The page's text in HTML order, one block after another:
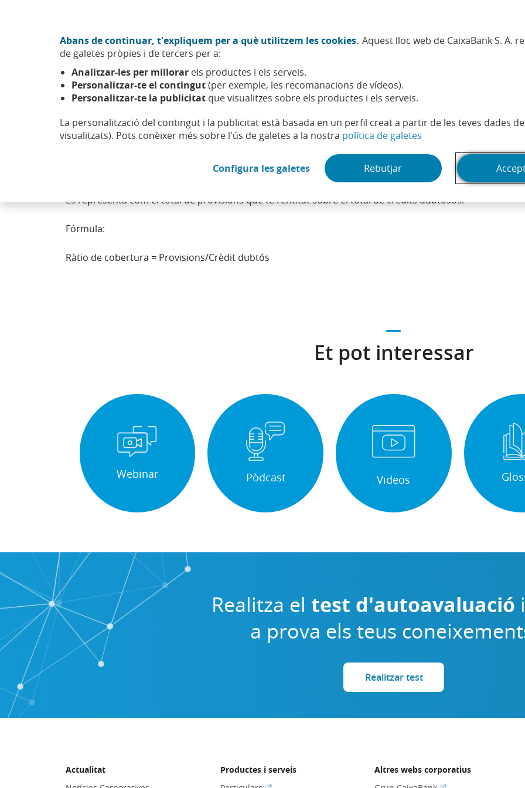
Abans de continuar, t'expliquem per a què utilitzem les cookies. Aquest lloc web de CaixaBank S. A.
de galetes pròpies i de tercers per a:
Analitzar-les per millorar els productes i els serveis.
Personalitzar-te el contingut(per exemple, les recomanacions de vídeos).
Personalitzar-te la publicitat que visualitzes sobre els productes i els serveis.
La personalització del contingut i la publicitat està basada en un perfil creat a partir de les teves dades
visualitzats). Pots conèixer més sobre l'ús de galetes a la nostra política de galetes
Configura les galetes(Obre en finestra nova)
Rebutjar
Sobre nosaltres Accionistes i inversors
Ràtio de cobertura
Es tracta d’una ràtio que ens informa sobre la protecció que tenen les entitats financeres davant els
Es representa com el total de provisions que té l’entitat sobre el total de crèdits dubtosos.
Fórmula:
Ràtio de cobertura = Provisions/Crèdit dubtós
Et pot interessar
Webinar Pòdcast Videos
Realitza el test d'autoavaluació
a prova els teus
Realitzar test
Actualitat
Productes i serveis
Altres webs corporatius